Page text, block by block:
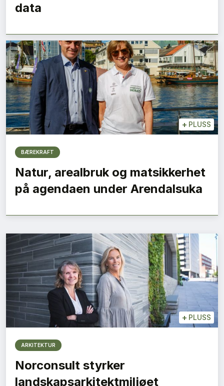
data
+ PLUSS
BÆREKRAFT
Natur, arealbruk og matsikkerhet
på agendaen under Arendalsuka
+ PLUSS
ARKITEKTUR
Norconsult styrker
landskapsarkitektmiljøet